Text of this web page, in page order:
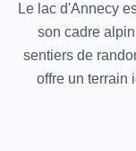
Le lac d'Annecy
son cadre
sentiers de
offre un terrain